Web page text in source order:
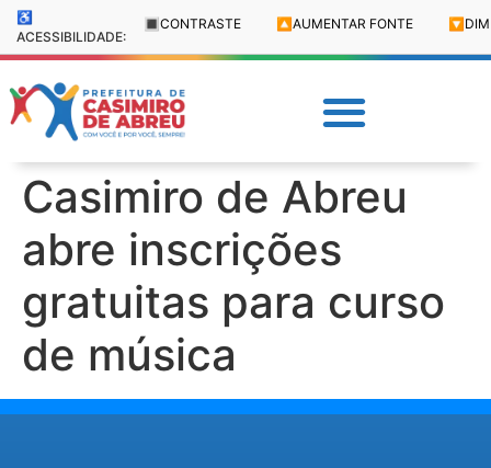
♿
ACESSIBILIDADE:
🔳 CONTRASTE 🔼 AUMENTAR FONTE 🔽
Casimiro de Abreu
abre inscrições
gratuitas para curso
de música